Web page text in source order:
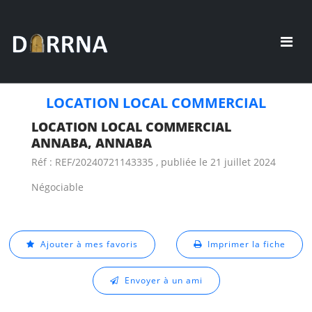
LOCATION LOCAL COMMERCIAL
LOCATION LOCAL COMMERCIAL
ANNABA, ANNABA
Réf : REF/20240721143335 , publiée le 21 juillet 2024
Négociable
Ajouter à mes favoris Imprimer la fiche
Envoyer à un ami